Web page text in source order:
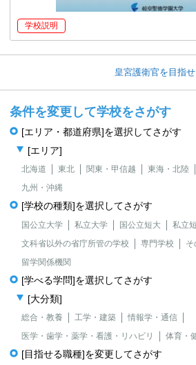
学校説明
皇宮護衛官を目指
条件を変更して学校をさがす
[エリア・都道府県]を選択してさがす
[エリア]
北海道 東北 関東・甲信越 東海・北陸
九州・沖縄
[学校の種類]を選択してさがす
国公立大学 私立大学 国公立短大 私立
文科省以外の省庁所管の学校
専門学校
そ
留学関係機関
[学べる学問]を選択してさがす
[大分類]
総合・教養 工学・建築
情報学・通信
医学・歯学・薬学・看護・リハビリ
体育・
[目指せる職種]を変更してさがす